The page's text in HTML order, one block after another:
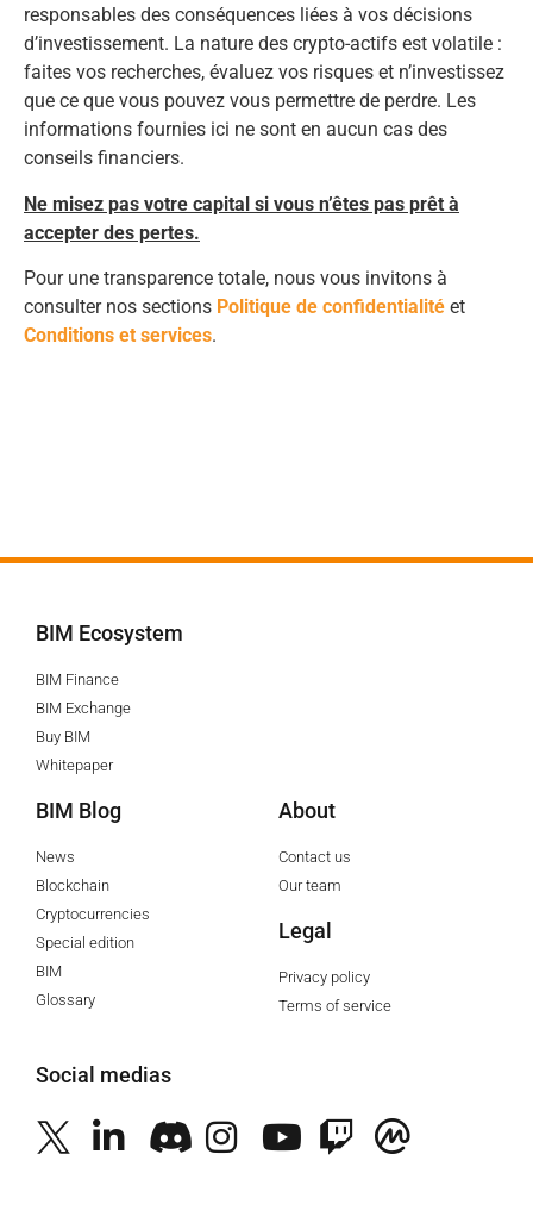
responsables des conséquences liées à vos décisions
d’investissement. La nature des crypto-actifs est volatile :
faites vos recherches, évaluez vos risques et n’investissez
que ce que vous pouvez vous permettre de perdre. Les
informations fournies ici ne sont en aucun cas des
conseils financiers.
Ne misez pas votre capital si vous n’êtes pas prêt à
accepter des pertes.
Pour une transparence totale, nous vous invitons à
consulter nos sections Politique de confidentialité et
Conditions et services.
BIM Ecosystem
BIM Finance
BIM Exchange
Buy BIM
Whitepaper
BIM Blog
News
Blockchain
Cryptocurrencies
Special edition
BIM
Glossary
About
Contact us
Our team
Legal
Privacy policy
Terms of service
Social medias